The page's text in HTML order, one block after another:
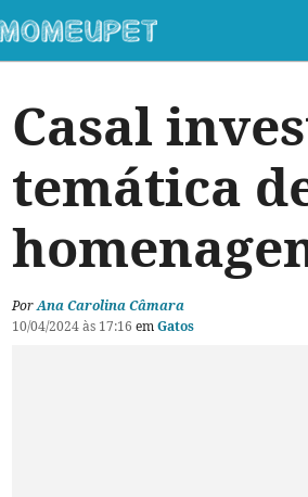
Casal
temática
PorAna Carolina Câmara
10/04/2024 às 17:16 emGatos